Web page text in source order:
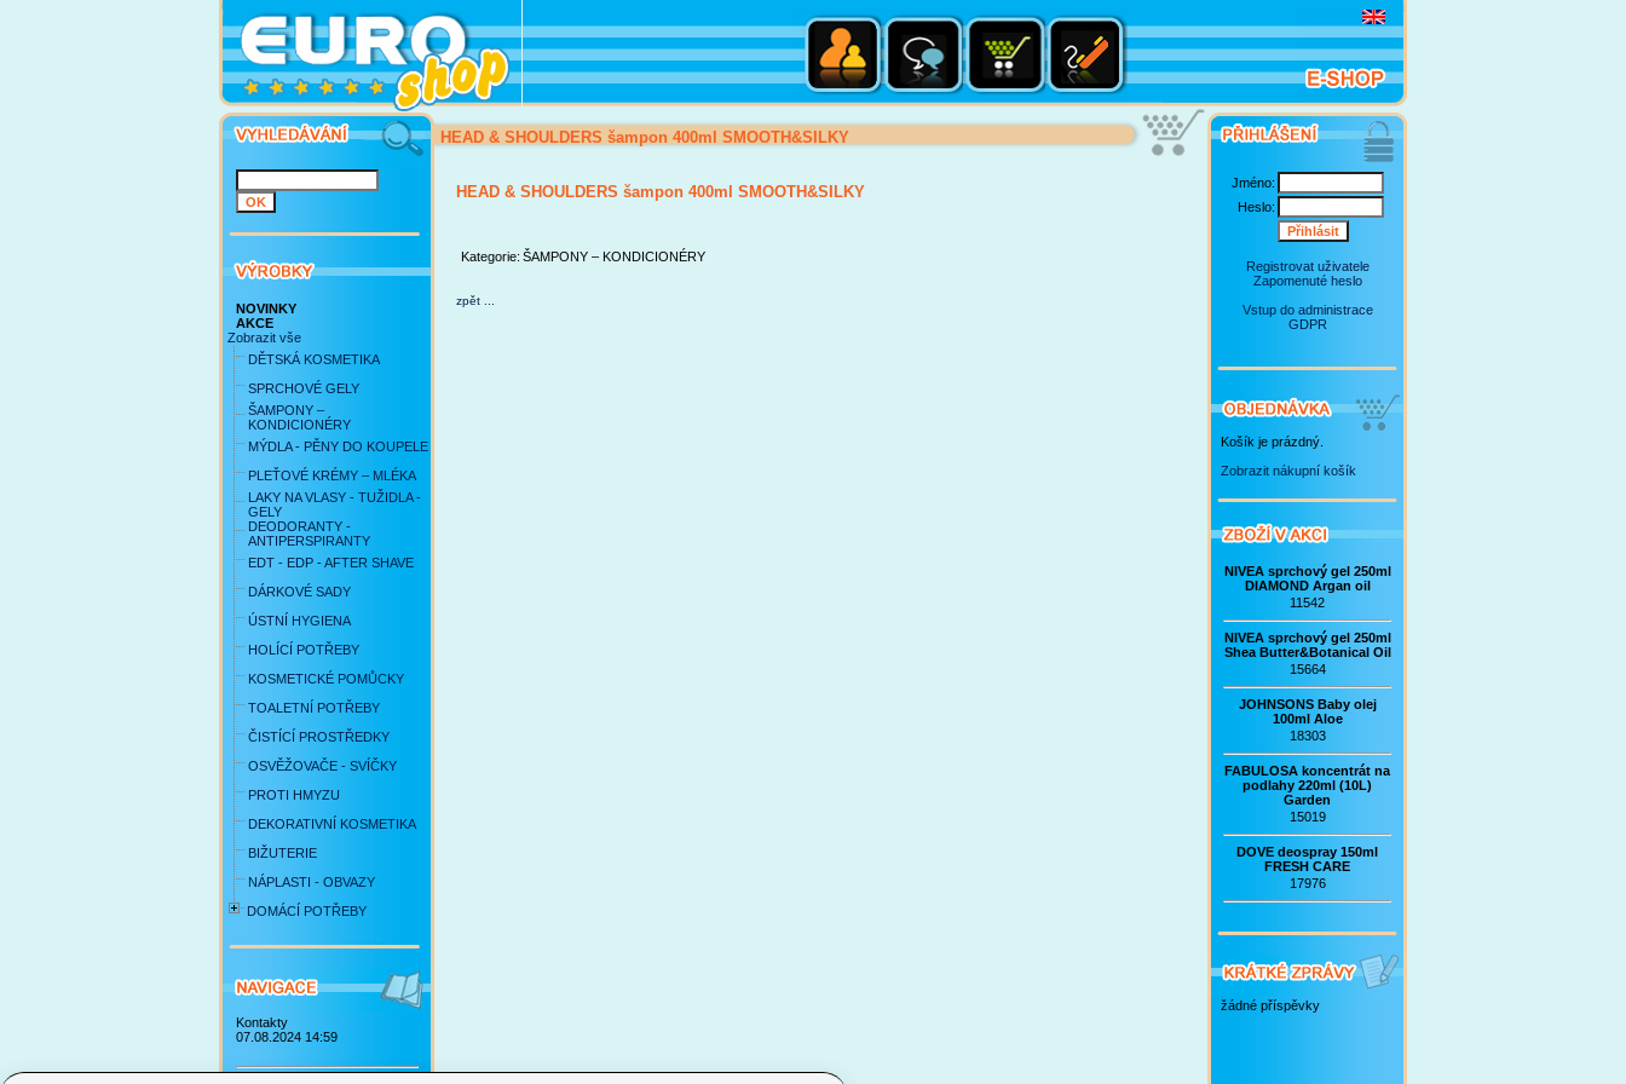
NOVINKY
AKCE
Zobrazit vše
DĚTSKÁ KOSMETIKA
SPRCHOVÉ GELY
ŠAMPONY –
KONDICIONÉRY
MÝDLA - PĚNY DO KOUPELE
PLEŤOVÉ KRÉMY – MLÉKA
LAKY NA VLASY - TUŽIDLA -
GELY
DEODORANTY -
ANTIPERSPIRANTY
EDT - EDP - AFTER SHAVE
DÁRKOVÉ SADY
ÚSTNÍ HYGIENA
HOLÍCÍ POTŘEBY
KOSMETICKÉ POMŮCKY
TOALETNÍ POTŘEBY
ČISTÍCÍ PROSTŘEDKY
OSVĚŽOVAČE - SVÍČKY
PROTI HMYZU
DEKORATIVNÍ KOSMETIKA
BIŽUTERIE
NÁPLASTI - OBVAZY
DOMÁCÍ POTŘEBY
Kontakty
07.08.2024 14:59
HEAD & SHOULDERS šampon 400ml SMOOTH&SILKY
HEAD & SHOULDERS šampon 400ml SMOOTH&SILKY
Kategorie: ŠAMPONY – KONDICIONÉRY
zpět ...
Jméno:
Heslo:
Registrovat uživatele
Zapomenuté heslo
Vstup do administrace
GDPR
Košík je prázdný.
Zobrazit nákupní košík
NIVEA sprchový gel 250ml
DIAMOND Argan oil
11542
NIVEA sprchový gel 250ml
Shea Butter&Botanical Oil
15664
JOHNSONS Baby olej
100ml Aloe
18303
FABULOSA koncentrát na
podlahy 220ml (10L)
Garden
15019
DOVE deospray 150ml
FRESH CARE
17976
žádné příspěvky